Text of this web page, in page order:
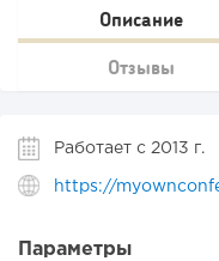
Описание
Отзывы
Работает с 2013 г.
https://
Параметры